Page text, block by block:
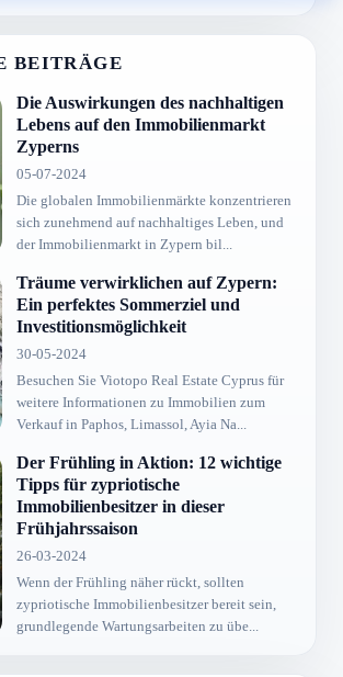
BEITRÄGE
Die Auswirkungen des nachhaltigen
Lebens auf den Immobilienmarkt
Zyperns
05-07-2024
Die globalen Immobilienmärkte konzentrieren
sich zunehmend auf nachhaltiges Leben, und
der Immobilienmarkt in Zypern bil...
Träume verwirklichen auf Zypern:
Ein perfektes Sommerziel und
Investitionsmöglichkeit
30-05-2024
Besuchen Sie Viotopo Real Estate Cyprus für
weitere Informationen zu Immobilien zum
Verkauf in Paphos, Limassol, Ayia Na...
Der Frühling in Aktion: 12 wichtige
Tipps für zypriotische
Immobilienbesitzer in dieser
Frühjahrssaison
26-03-2024
Wenn der Frühling näher rückt, sollten
zypriotische Immobilienbesitzer bereit sein,
grundlegende Wartungsarbeiten zu übe...